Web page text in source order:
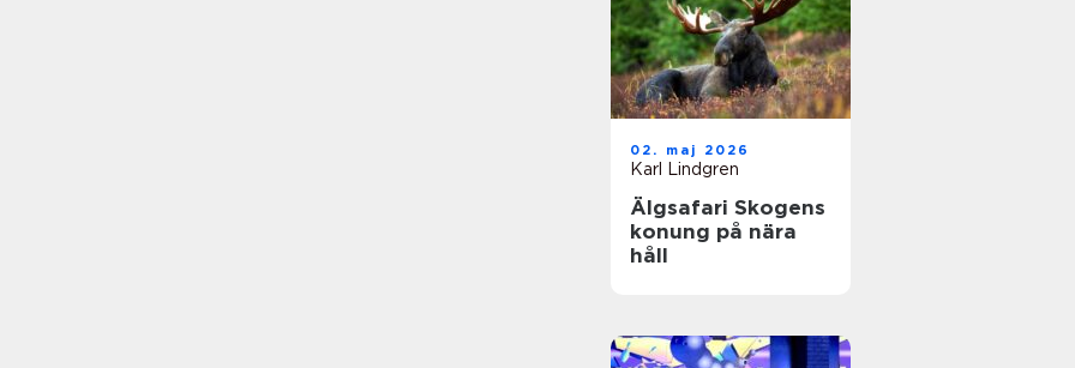
02. maj 2026
Karl Lindgren
Älgsafari Skogens
konung på nära
håll